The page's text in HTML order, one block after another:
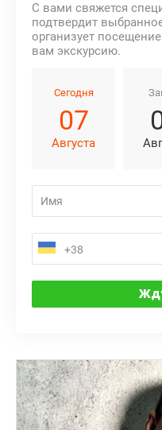
С вами свяжется
подтвердит
организует
вам экскурсию.
Сегодня
07
Августа